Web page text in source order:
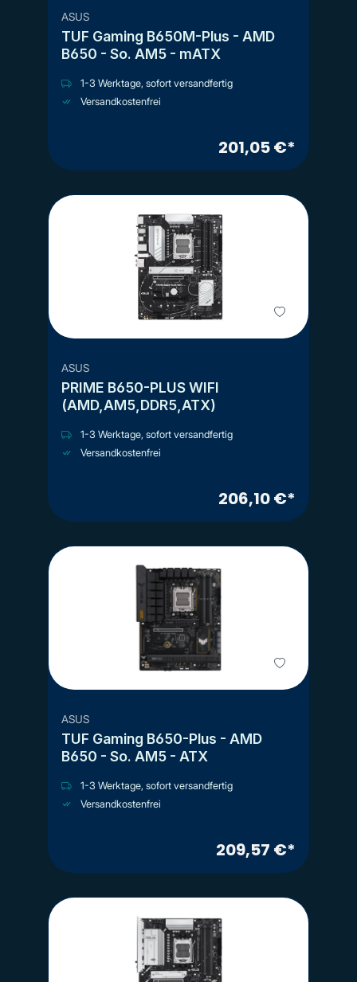
ASUS
TUF Gaming B650M-Plus - AMD
B650 - So. AM5 - mATX
1-3 Werktage, sofort versandfertig
Versandkostenfrei
201,05 €*
ASUS
PRIME B650-PLUS WIFI
(AMD,AM5,DDR5,ATX)
1-3 Werktage, sofort versandfertig
Versandkostenfrei
206,10 €*
ASUS
TUF Gaming B650-Plus - AMD
B650 - So. AM5 - ATX
1-3 Werktage, sofort versandfertig
Versandkostenfrei
209,57 €*